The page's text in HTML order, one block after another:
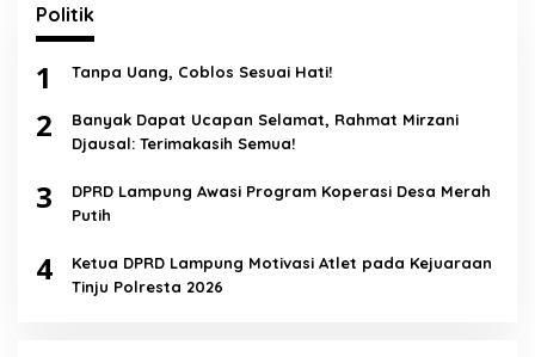
Politik
1 Tanpa Uang, Coblos Sesuai Hati!
2
Banyak Dapat Ucapan Selamat, Rahmat Mirzani
Djausal: Terimakasih Semua!
3
DPRD Lampung Awasi Program Koperasi Desa Merah
Putih
4
Ketua DPRD Lampung Motivasi Atlet pada Kejuaraan
Tinju Polresta 2026